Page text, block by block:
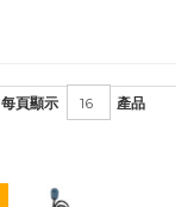
每頁顯示 產品